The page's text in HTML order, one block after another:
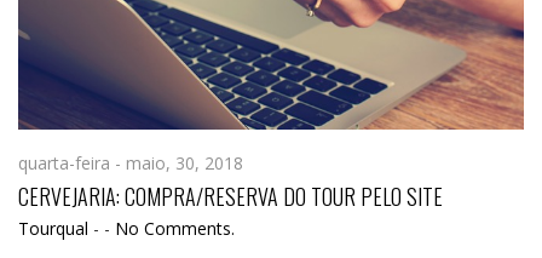
quarta-feira - maio, 30, 2018
CERVEJARIA: COMPRA/RESERVA DO TOUR PELO SITE
Tourqual - - No Comments.